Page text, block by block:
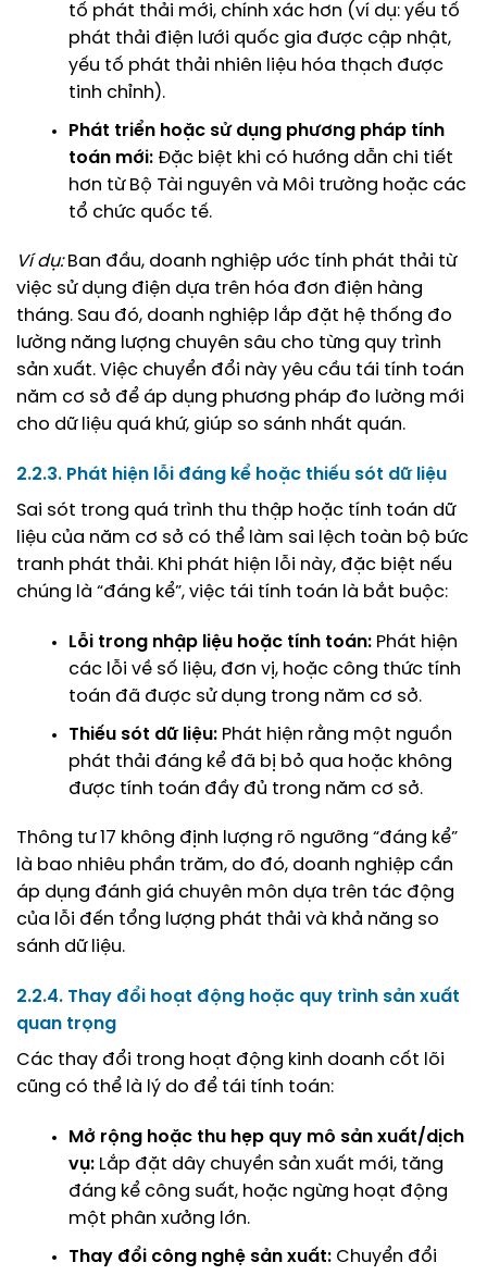
tố phát thải mới, chính xác hơn (ví dụ: yếu tố
phát thải điện lưới quốc gia được cập nhật,
yếu tố phát thải nhiên liệu hóa thạch được
tinh chỉnh).
Phát triển hoặc sử dụng phương pháp tính
toán mới: Đặc biệt khi có hướng dẫn chi tiết
hơn từ Bộ Tài nguyên và Môi trường hoặc các
tổ chức quốc tế.
Ví dụ:Ban đầu, doanh nghiệp ước tính phát thải từ
việc sử dụng điện dựa trên hóa đơn điện hàng
tháng. Sau đó, doanh nghiệp lắp đặt hệ thống đo
lường năng lượng chuyên sâu cho từng quy trình
sản xuất. Việc chuyển đổi này yêu cầu tái tính toán
năm cơ sở để áp dụng phương pháp đo lường mới
cho dữ liệu quá khứ, giúp so sánh nhất quán.
2.2.3. Phát hiện lỗi đáng kể hoặc thiếu sót dữ liệu
Sai sót trong quá trình thu thập hoặc tính toán dữ
liệu của năm cơ sở có thể làm sai lệch toàn bộ bức
tranh phát thải. Khi phát hiện lỗi này, đặc biệt nếu
chúng là “đáng kể”, việc tái tính toán là bắt buộc:
Lỗi trong nhập liệu hoặc tính toán: Phát hiện
các lỗi về số liệu, đơn vị, hoặc công thức tính
toán đã được sử dụng trong năm cơ sở.
Thiếu sót dữ liệu: Phát hiện rằng một nguồn
phát thải đáng kể đã bị bỏ qua hoặc không
được tính toán đầy đủ trong năm cơ sở.
Thông tư 17 không định lượng rõ ngưỡng “đáng kể”
là bao nhiêu phần trăm, do đó, doanh nghiệp cần
áp dụng đánh giá chuyên môn dựa trên tác động
của lỗi đến tổng lượng phát thải và khả năng so
sánh dữ liệu.
2.2.4. Thay đổi hoạt động hoặc quy trình sản xuất
quan trọng
Các thay đổi trong hoạt động kinh doanh cốt lõi
cũng có thể là lý do để tái tính toán:
Mở rộng hoặc thu hẹp quy mô sản xuất/dịch
vụ: Lắp đặt dây chuyền sản xuất mới, tăng
đáng kể công suất, hoặc ngừng hoạt động
một phân xưởng lớn.
Thay đổi công nghệ sản xuất: Chuyển đổi